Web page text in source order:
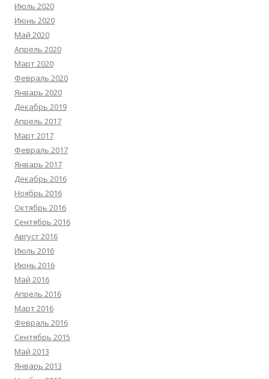
Июль 2020
Июнь 2020
Май 2020
Апрель 2020
Март 2020
Февраль 2020
Январь 2020
Декабрь 2019
Апрель 2017
Март 2017
Февраль 2017
Январь 2017
Декабрь 2016
Ноябрь 2016
Октябрь 2016
Сентябрь 2016
Август 2016
Июль 2016
Июнь 2016
Май 2016
Апрель 2016
Март 2016
Февраль 2016
Сентябрь 2015
Май 2013
Январь 2013